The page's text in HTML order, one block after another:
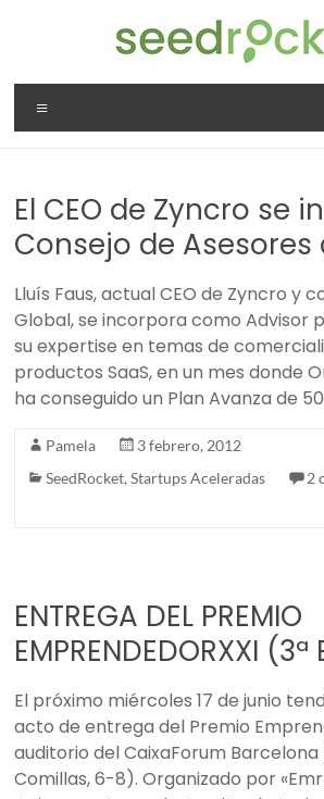
SeedRocket
La
que
nació
España
para
startups
TIC
en
inicial
El CEO de Zyncro se
Consejo de Asesores
Lluís Faus, actual CEO de Zyncro y
Global, se incorpora como Advisor
su expertise en temas de
productos SaaS, en un mes donde
ha conseguido un Plan Avanza de
Pamela
3 febrero, 2012
SeedRocket,Startups Aceleradas 2
ENTREGA DEL PREMIO
EMPRENDEDORXXI
El próximo miércoles 17 de junio
acto de entrega del Premio
auditorio del CaixaForum
Comillas, 6-8). Organizado por